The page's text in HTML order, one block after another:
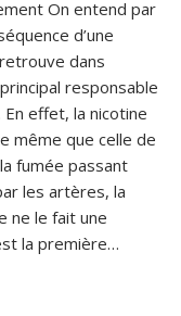
On entend par
d’une
dans
responsable
En effet, la nicotine
même que celle de
fumée passant
les artères, la
ne le fait une
la première…